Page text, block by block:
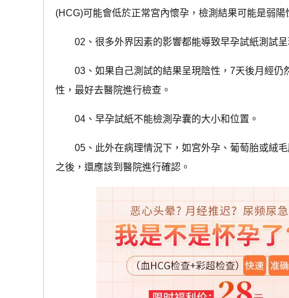
(HCG)可能會低於正常宮內懷孕，檢測結果可能是弱陽
02、很多外界因素的影響都能導致早孕試紙測試呈
03、如果自己測試的結果呈現陰性，7天後月經仍
性，最好去醫院進行檢查。
04、早孕試紙不能檢測孕囊的大小和位置。
05、此外在病理情況下，如宮外孕、葡萄胎或絨毛
之後，還應該到醫院進行確認。